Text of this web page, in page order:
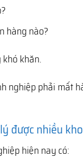
hàng nào?
khăn.
nghiệp phải mất
được nhiều kho
hiện nay có: